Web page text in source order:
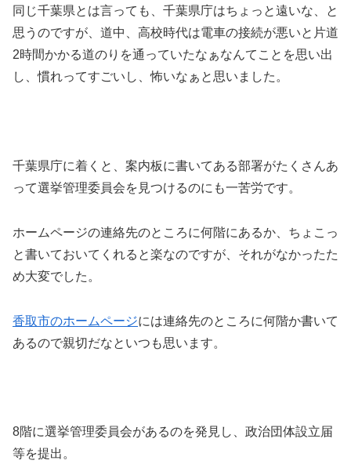
同じ千葉県とは言っても、千葉県庁はちょっと遠いな、と
思うのですが、道中、高校時代は電車の接続が悪いと片道
2時間かかる道のりを通っていたなぁなんてことを思い出
し、慣れってすごいし、怖いなぁと思いました。
千葉県庁に着くと、案内板に書いてある部署がたくさんあ
って選挙管理委員会を見つけるのにも一苦労です。
ホームページの連絡先のところに何階にあるか、ちょこっ
と書いておいてくれると楽なのですが、それがなかったた
め大変でした。
香取市のホームページには連絡先のところに何階か書いて
あるので親切だなといつも思います。
8階に選挙管理委員会があるのを発見し、政治団体設立届
等を提出。